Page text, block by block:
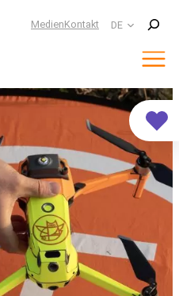
MedienKontakt DE
Suchen